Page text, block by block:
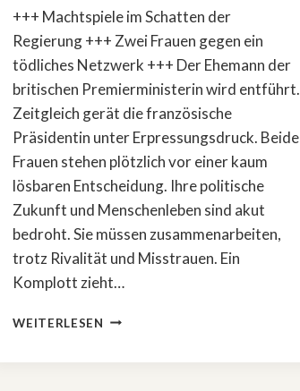
+++ Machtspiele im Schatten der
Regierung +++ Zwei Frauen gegen ein
tödliches Netzwerk +++ Der Ehemann der
britischen Premierministerin wird entführt.
Zeitgleich gerät die französische
Präsidentin unter Erpressungsdruck. Beide
Frauen stehen plötzlich vor einer kaum
lösbaren Entscheidung. Ihre politische
Zukunft und Menschenleben sind akut
bedroht. Sie müssen zusammenarbeiten,
trotz Rivalität und Misstrauen. Ein
Komplott zieht…
WEITERLESEN »HOSTAGE«: